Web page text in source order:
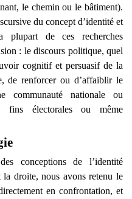
le chemin ou le bâtiment).
du concept d’identité et
plupart de ces recherches
: le discours politique, quel
cognitif et persuasif de la
de renforcer ou d’affaiblir le
communauté nationale ou
fins électorales ou même
conceptions de l’identité
la droite, nous avons retenu le
en confrontation, et